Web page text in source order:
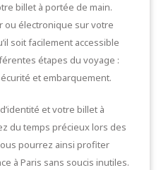
billet à portée de main.
ou électronique sur votre
soit facilement accessible
étapes du voyage :
et embarquement.
et votre billet à
du temps précieux lors des
pourrez ainsi profiter
à Paris sans soucis inutiles.